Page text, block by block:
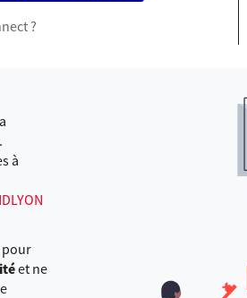
?
à
pour
et ne